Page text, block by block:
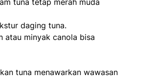
tuna tetap merah muda
daging tuna.
atau minyak canola bisa
tuna menawarkan wawasan